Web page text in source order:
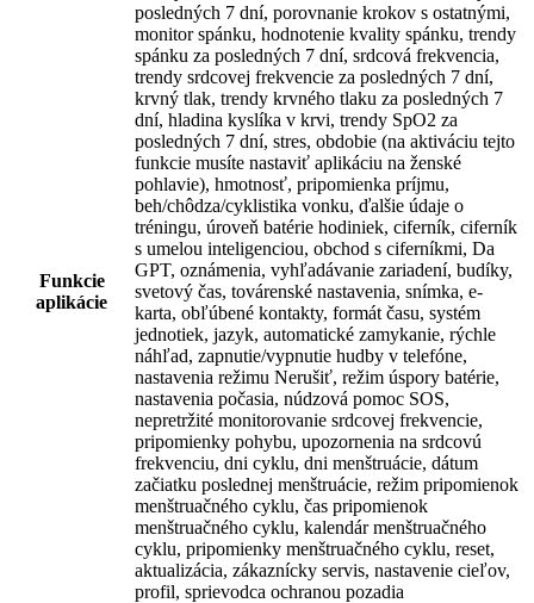
Funkcie
aplikácie
posledných 7 dní, porovnanie krokov s ostatnými,
monitor spánku, hodnotenie kvality spánku, trendy
spánku za posledných 7 dní, srdcová frekvencia,
trendy srdcovej frekvencie za posledných 7 dní,
krvný tlak, trendy krvného tlaku za posledných 7
dní, hladina kyslíka v krvi, trendy SpO2 za
posledných 7 dní, stres, obdobie (na aktiváciu tejto
funkcie musíte nastaviť aplikáciu na ženské
pohlavie), hmotnosť, pripomienka príjmu,
beh/chôdza/cyklistika vonku, ďalšie údaje o
tréningu, úroveň batérie hodiniek, ciferník, ciferník
s umelou inteligenciou, obchod s ciferníkmi, Da
GPT, oznámenia, vyhľadávanie zariadení, budíky,
svetový čas, továrenské nastavenia, snímka, e-
karta, obľúbené kontakty, formát času, systém
jednotiek, jazyk, automatické zamykanie, rýchle
náhľad, zapnutie/vypnutie hudby v telefóne,
nastavenia režimu Nerušiť, režim úspory batérie,
nastavenia počasia, núdzová pomoc SOS,
nepretržité monitorovanie srdcovej frekvencie,
pripomienky pohybu, upozornenia na srdcovú
frekvenciu, dni cyklu, dni menštruácie, dátum
začiatku poslednej menštruácie, režim pripomienok
menštruačného cyklu, čas pripomienok
menštruačného cyklu, kalendár menštruačného
cyklu, pripomienky menštruačného cyklu, reset,
aktualizácia, zákaznícky servis, nastavenie cieľov,
profil, sprievodca ochranou pozadia